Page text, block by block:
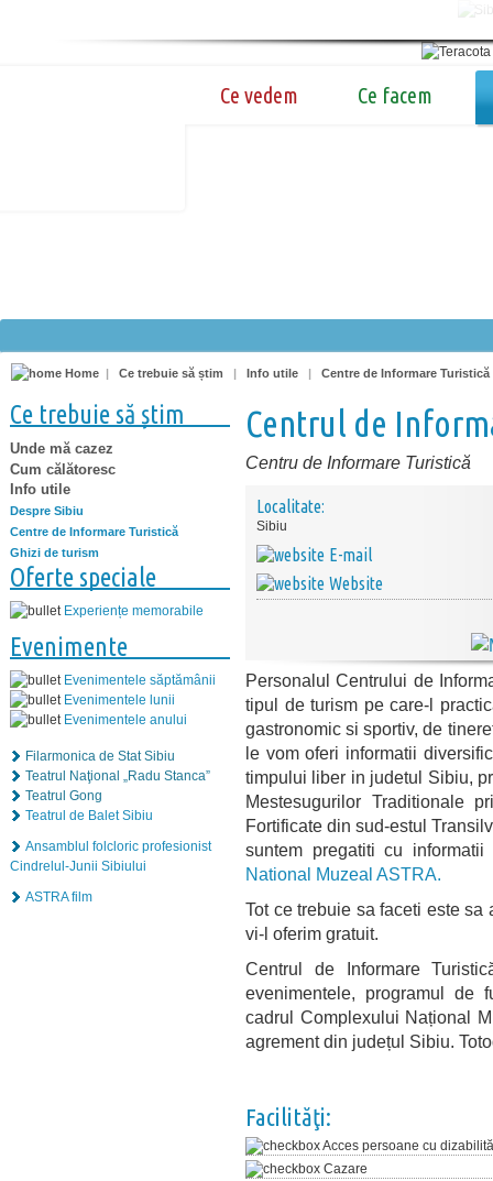
Ce vedem Ce facem
Home | Ce trebuie să știm | Info utile | Centre de Informare Turistică
Ce trebuie să știm
Unde mă cazez
Cum călătoresc
Info utile
Despre Sibiu
Centre de Informare Turistică
Ghizi de turism
Oferte speciale
Experiențe memorabile
Evenimente
Evenimentele săptămânii
Evenimentele lunii
Evenimentele anului
Filarmonica de Stat Sibiu
Teatrul Naţional „Radu Stanca”
Teatrul Gong
Teatrul de Balet Sibiu
Ansamblul folcloric profesionist
Cindrelul-Junii Sibiului
ASTRA film
Centrul de
Centru de Informare Turistică
Localitate:
Sibiu
E-mail
Website
Personalul Centrului de
tipul de turism pe care-l
gastronomic si sportiv, de
le vom oferi informatii
timpului liber in judetul Sibiu,
Mestesugurilor Traditionale
Fortificate din sud-estul
suntem pregatiti cu
National Muzeal ASTRA.
Tot ce trebuie sa faceti este
vi-l oferim gratuit.
Centrul de Informare
evenimentele, programul de
cadrul Complexului Național
agrement din județul Sibiu.
Facilităţi:
Acces persoane cu
Cazare